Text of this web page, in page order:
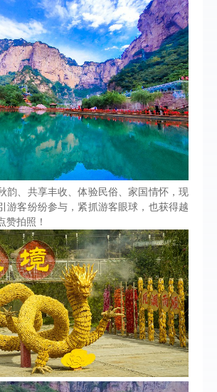
韵、共享丰收、体验民俗、家国情怀，现
游客纷纷参与，紧抓游客眼球，也获得越
赞拍照！